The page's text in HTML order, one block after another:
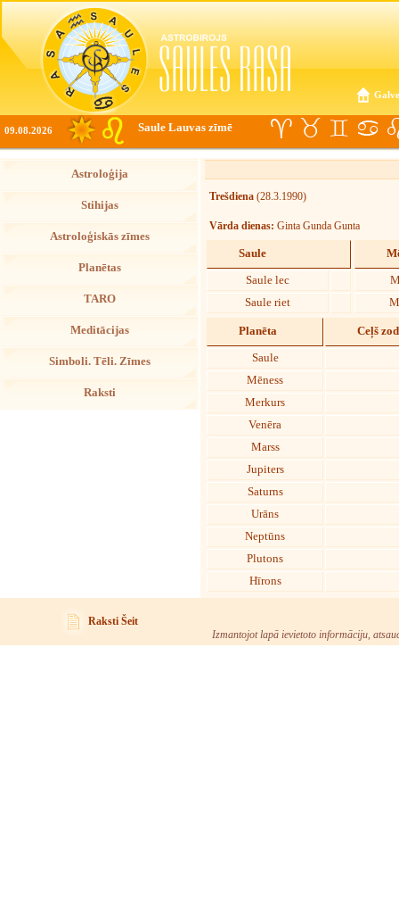
09.08.2026 Saule Lauvas zīmē
Astroloģija
Stihijas
Astroloģiskās zīmes
Planētas
TARO
Meditācijas
Simboli. Tēli. Zīmes
Raksti
Trešdiena (28.3.1990)
Vārda dienas: Ginta Gunda Gunta
Saule
Saule lec
Saule riet
Planēta Ceļš
Saule
Mēness
Merkurs
Venēra
Marss
Jupiters
Saturns
Urāns
Neptūns
Plutons
Hīrons
Raksti Šeit
Izmantojot lapā ievietoto informāciju,